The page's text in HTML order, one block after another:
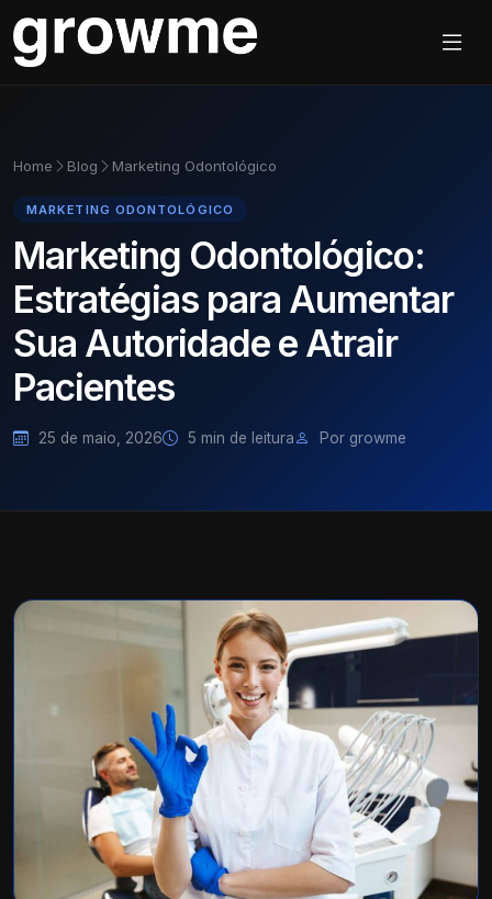
Home Blog Marketing Odontológico
MARKETING ODONTOLÓGICO
Marketing Odontológico:
Estratégias para Aumentar
Sua Autoridade e Atrair
Pacientes
25 de maio, 2026 5 min de leitura Por growme